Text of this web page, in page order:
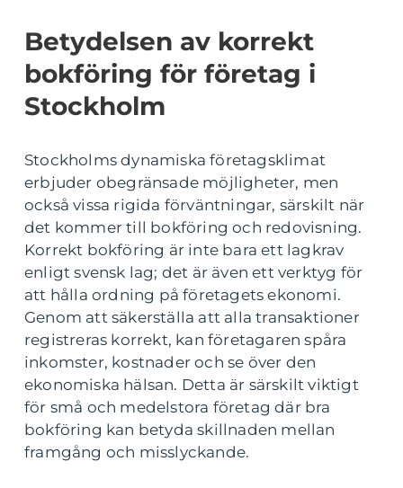
Betydelsen av korrekt
bokföring för företag i
Stockholm
Stockholms dynamiska företagsklimat
erbjuder obegränsade möjligheter, men
också vissa rigida förväntningar, särskilt när
det kommer till bokföring och redovisning.
Korrekt bokföring är inte bara ett lagkrav
enligt svensk lag; det är även ett verktyg för
att hålla ordning på företagets ekonomi.
Genom att säkerställa att alla transaktioner
registreras korrekt, kan företagaren spåra
inkomster, kostnader och se över den
ekonomiska hälsan. Detta är särskilt viktigt
för små och medelstora företag där bra
bokföring kan betyda skillnaden mellan
framgång och misslyckande.